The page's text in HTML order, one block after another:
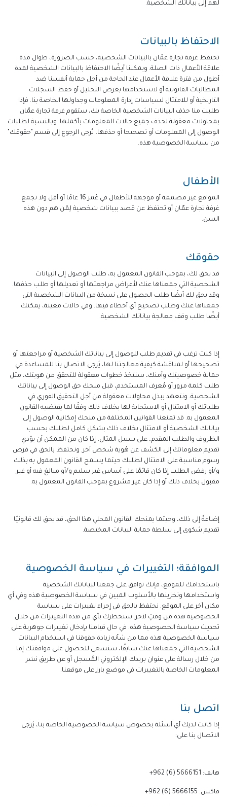
لهم إلى بياناتك الشخصية.
الاحتفاظ بالبيانات
تحتفظ غرفة تجارة عمّان بالبيانات الشخصية، حسب الضرورة، طوال مدة
علاقة الأعمال ذات الصلة. ويمكننا أيضًا الاحتفاظ بالبيانات الشخصية لمدة
أطول من فترة علاقة الأعمال عند الحاجة من أجل حماية أنفسنا ضد
المطالبات القانونية أو لاستخدامها بغرض التحليل أو حفظ السجلات
التاريخية أو للامتثال لسياسات إدارة المعلومات وجداولها الخاصة بنا. فإذا
طلبت منا حذف البيانات الشخصية الخاصة بك، ستقوم غرفة تجارة عمّان
بمحاولات معقولة لحذف جميع حالات المعلومات بأكملها. وبالنسبة لطلبات
الوصول إلى المعلومات أو تصحيحا أو حذفها، يُرجى الرجوع إلى قسم "حقوقك"
من سياسة الخصوصية هذه.
الأطفال
المواقع غير مصممة أو موجهة للأطفال في عُمر 16 عامًا أو أقل ولا تجمع
غرفة تجارة عمّان أو تحتفظ عن قصد ببيانات شخصية لِمَن هم دون هذه
السن.
حقوقك
قد يحق لك، بموجب القانون المعمول به، طلب الوصول إلى البيانات
الشخصية التي جمعناها عنك لأغراض مراجعتها أو تعديلها أو طلب حذفها.
وقد يحق لك أيضًا طلب الحصول على نسخة من البيانات الشخصية التي
جمعناها عنك وطلب تصحيح أي أخطاء فيها. وفي حالات معينة، يمكنك
أيضًا طلب وقف معالجة بياناتك الشخصية.
إذا كنت ترغب في تقديم طلب للوصول إلى بياناتك الشخصية أو مراجعتها أو
تصحيحها أو لمناقشة كيفية معالجتنا لها، يُرجى الاتصال بنا للمساعدة في
حماية خصوصيتك وأمنك، سنتخذ خطوات معقولة للتحقق من هويتك، مثل
طلب كلمة مرور أو مُعرف المستخدم، قبل منحك حق الوصول إلى بياناتك
الشخصية. ونتعهد ببذل محاولات معقولة من أجل التحقيق الفوري في
طلباتك أو الامتثال أو الاستجابة لها بخلاف ذلك وفقًا لما يقتضيه القانون
المعمول به. قد تمنعنا القوانين المختلفة من منحك إمكانية الوصول إلى
بياناتك الشخصية أو الامتثال بخلاف ذلك بشكل كامل لطلبك بحسب
الظروف والطلب المقدم، على سبيل المثال، إذا كان من الممكن أن يؤدي
تقديم معلوماتك إلى الكشف عن هُوية شخص آخر. ونحتفظ بالحق في فرض
رسوم مناسبة على الامتثال لطلبك حيثما يسمح القانون المعمول به بذلك
و/أو رفض الطلب إذا كان قائمًا على أساس غير سليم و/أو مبالغ فيه أو غير
مقبول بخلاف ذلك أو إذا كان غير مشروع بموجب القانون المعمول به.
إضافةً إلى ذلك، وحيثما يمنحك القانون المحلي هذا الحق، قد يحق لك قانونيًا
تقديم شكوى إلى سلطة حماية البيانات المختصة.
الموافقة؛ التغييرات في سياسة الخصوصية
باستخدامك للموقع، فإنك توافق على جمعنا لبياناتك الشخصية
واستخدامها وتخزينها بالأسلوب المبين في سياسة الخصوصية هذه وفي أي
مكان آخر على الموقع. نحتفظ بالحق في إجراء تغييرات على سياسة
الخصوصية هذه من وقتٍ لآخر. سنخطرك بأي من هذه التغييرات من خلال
تحديث سياسة الخصوصية هذه. في حال قيامنا بإدخال تغييرات جوهرية على
سياسة الخصوصية هذه مما من شأنه زيادة حقوقنا في استخدام البيانات
الشخصية التي جمعناها عنك سابقًا، سنسعى للحصول على موافقتك إما
من خلال رسالة على عنوان بريدك الإلكتروني المُسجل أو عن طريق نشر
المعلومات الخاصة بالتغييرات في موضع بارز على موقعنا.
اتصل بنا
إذا كانت لديك أي أسئلة بخصوص سياسة الخصوصية الخاصة بنا، يُرجى
الاتصال بنا على:
هاتف: 5666151 (6) 962+
فاكس: 5666155 (6) 962+